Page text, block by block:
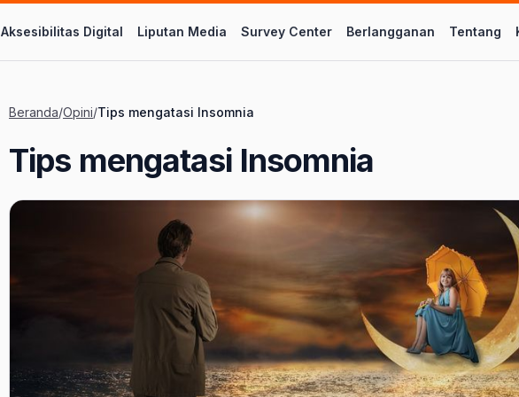
Aksesibilitas Digital Liputan Media Survey Center Berlangganan Tentang
Beranda/Opini/Tips mengatasi Insomnia
Tips mengatasi Insomnia